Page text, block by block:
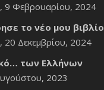
9 Φεβρουαρίου, 2024
το νέο μου βιβλίο
20 Δεκεμβρίου, 2024
των Ελλήνων
2023